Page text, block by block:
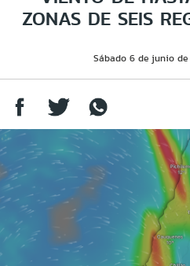
ZONAS DE SEIS
Sábado 6 de junio de